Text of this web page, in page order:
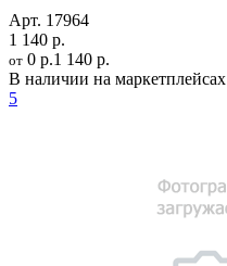
Арт. 17964
1 140 р.
от 0 р.1 140 р.
В наличии на маркетплейсах
5